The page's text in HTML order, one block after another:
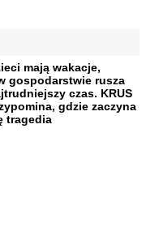
mają wakacje,
gospodarstwie rusza
czas. KRUS
gdzie zaczyna
tragedia